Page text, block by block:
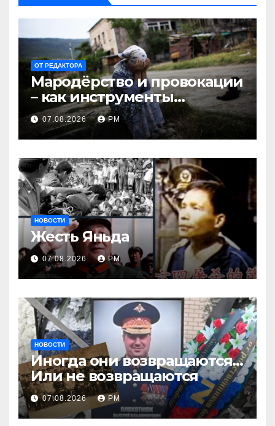
ОТ РЕДАКТОРА
Мародёрство и провокации
– как инструменты
современной политики
России
07.08.2026 РМ
НОВОСТИ
Жесть Яньда
07.08.2026 РМ
НОВОСТИ
Иногда они возвращаются…
Или не возвращаются
07.08.2026 РМ